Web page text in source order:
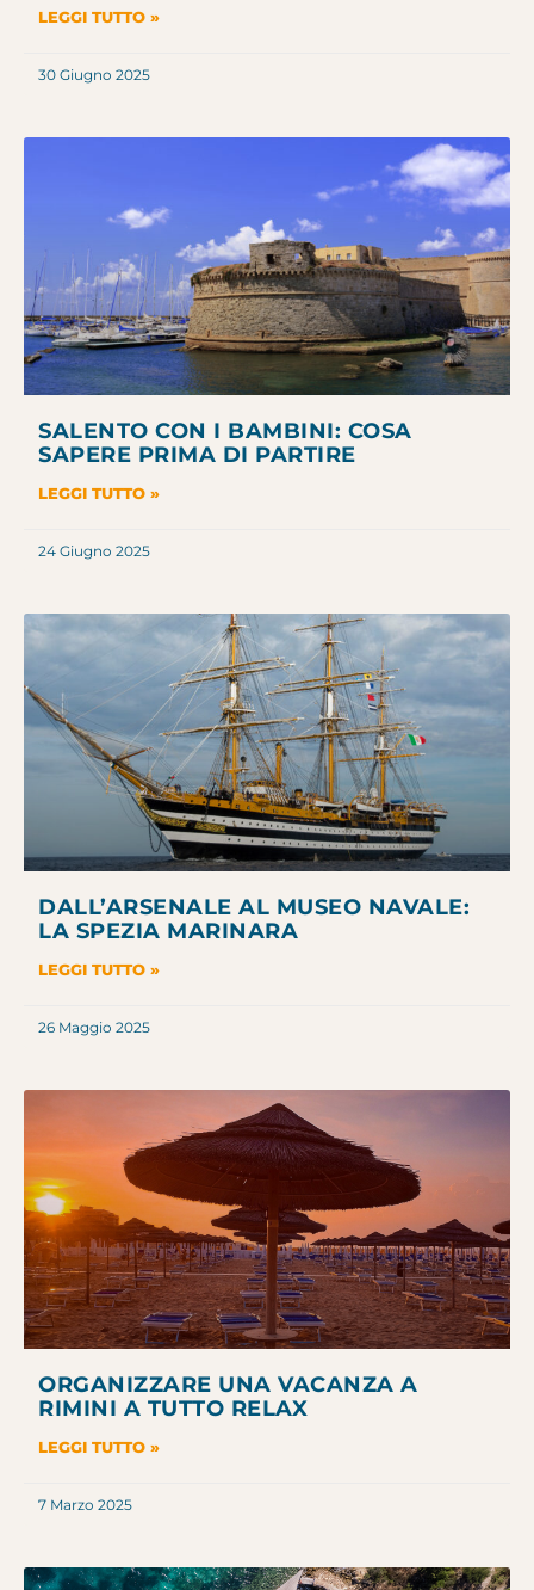
LEGGI TUTTO »
30 Giugno 2025
SALENTO CON I BAMBINI: COSA
SAPERE PRIMA DI PARTIRE
LEGGI TUTTO »
24 Giugno 2025
DALL’ARSENALE AL MUSEO NAVALE:
LA SPEZIA MARINARA
LEGGI TUTTO »
26 Maggio 2025
ORGANIZZARE UNA VACANZA A
RIMINI A TUTTO RELAX
LEGGI TUTTO »
7 Marzo 2025